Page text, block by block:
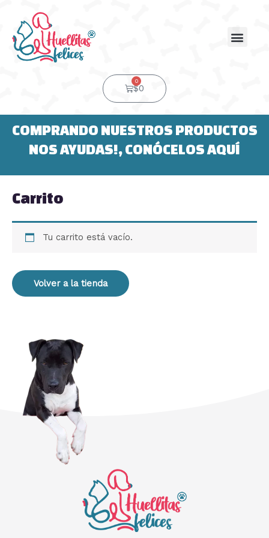
contenido
$0
0
Cart
COMPRANDO NUESTROS PRODUCTOS
NOS AYUDAS!, CONÓCELOS AQUÍ
Carrito
Tu carrito está vacío.
Volver a la tienda